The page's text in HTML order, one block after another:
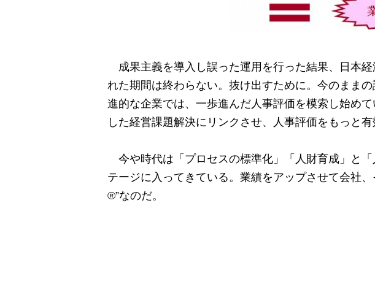
成果主義を導入し誤った運用を行った結果、日本
れた期間は終わらない。抜け出すために。今のまま
進的な企業では、一歩進んだ人事評価を模索し始め
した経営課題解決にリンクさせ、人事評価をもっと有
今や時代は「プロセスの標準化」「人財育成」と
テージに入ってきている。業績をアップさせて会社
®”なのだ。